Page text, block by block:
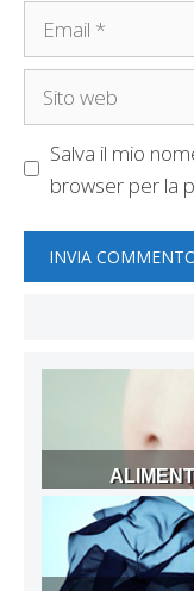
Email
Sito
Salva il mio
browser per la